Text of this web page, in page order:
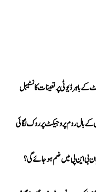
باہر ڈیوٹی پر تعینات کانسٹیبل
بال روم پروجیکٹ پر روک لگائی
بی این پی میں ضم ہو جائے گی؟